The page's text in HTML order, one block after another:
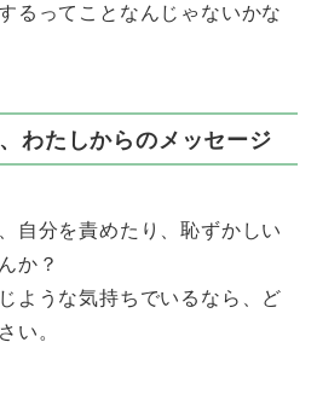
るってことなんじゃないかな
わたしからのメッセージ
自分を責めたり、恥ずかしい
か？
ような気持ちでいるなら、ど
い。